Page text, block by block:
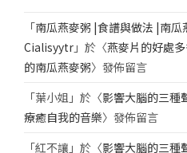
「南瓜燕麥粥 |食譜與做法 |南
Cialisyytr 」於〈燕麥片的好處
的南瓜燕麥粥〉發佈留言
「葉小姐 」於〈影響大腦的三種
療癒自我的音樂〉發佈留言
「紅不讓 」於〈影響大腦的三種